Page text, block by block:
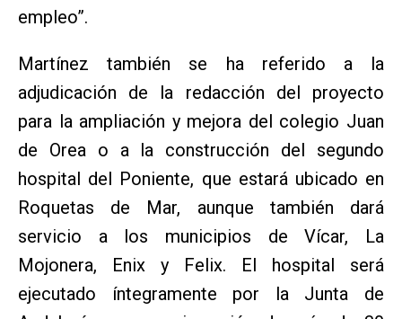
empleo”.
Martínez también se ha referido a la
adjudicación de la redacción del proyecto
para la ampliación y mejora del colegio Juan
de Orea o a la construcción del segundo
hospital del Poniente, que estará ubicado en
Roquetas de Mar, aunque también dará
servicio a los municipios de Vícar, La
Mojonera, Enix y Felix. El hospital será
ejecutado íntegramente por la Junta de